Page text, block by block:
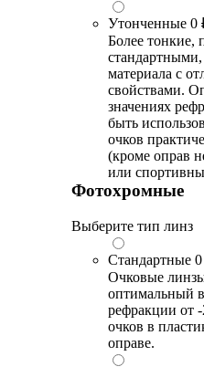
Утонченные 0
Более тонкие,
стандартными,
материала с
свойствами.
значениях
быть
очков
(кроме оправ
или
Фотохромные
Выберите тип линз
Стандартные
Очковые
оптимальный
рефракции от
очков в
оправе.